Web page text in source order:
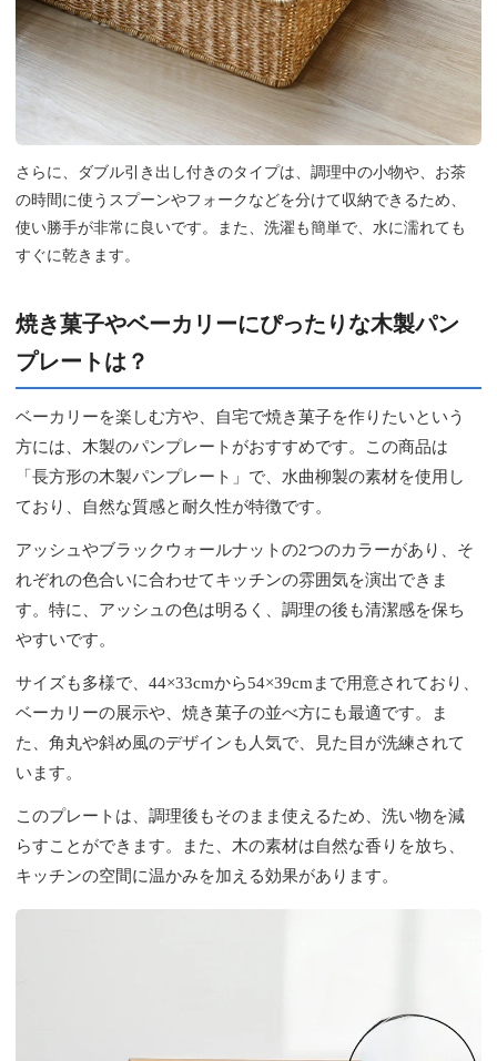
さらに、ダブル引き出し付きのタイプは、調理中の小物や、お茶
の時間に使うスプーンやフォークなどを分けて収納できるため、
使い勝手が非常に良いです。また、洗濯も簡単で、水に濡れても
すぐに乾きます。
焼き菓子やベーカリーにぴったりな木製パン
プレートは？
ベーカリーを楽しむ方や、自宅で焼き菓子を作りたいという
方には、木製のパンプレートがおすすめです。この商品は
「長方形の木製パンプレート」で、水曲柳製の素材を使用し
ており、自然な質感と耐久性が特徴です。
アッシュやブラックウォールナットの2つのカラーがあり、そ
れぞれの色合いに合わせてキッチンの雰囲気を演出できま
す。特に、アッシュの色は明るく、調理の後も清潔感を保ち
やすいです。
サイズも多様で、44×33cmから54×39cmまで用意されており、
ベーカリーの展示や、焼き菓子の並べ方にも最適です。ま
た、角丸や斜め風のデザインも人気で、見た目が洗練されて
います。
このプレートは、調理後もそのまま使えるため、洗い物を減
らすことができます。また、木の素材は自然な香りを放ち、
キッチンの空間に温かみを加える効果があります。